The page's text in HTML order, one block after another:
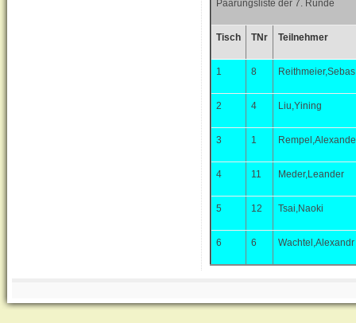
Paarungsliste der 7. Runde
Tisch TNr Teilnehmer
1 8 Reithmeier,Sebas
2 4 Liu,Yining
3 1
4 11 Meder,Leander
5 12 Tsai,Naoki
6 6 Wachtel,Alexandr